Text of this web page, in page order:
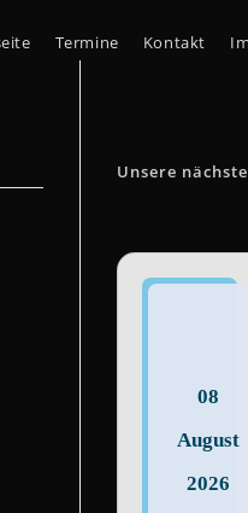
Termine Kontakt
Unsere
08
August
2026